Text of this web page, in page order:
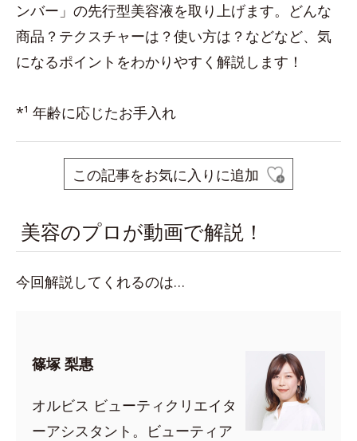
ンバー」の先行型美容液を取り上げます。どんな
商品？テクスチャーは？使い方は？などなど、気
になるポイントをわかりやすく解説します！
*¹ 年齢に応じたお手入れ
この記事をお気に入りに追加
美容のプロが動画で解説！
今回解説してくれるのは…
篠塚 梨惠
オルビス ビューティクリエイタ
ーアシスタント。ビューティア